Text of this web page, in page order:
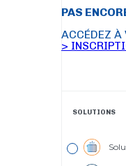
PAS
ACCÉDEZ À
>
SOLUTIONS